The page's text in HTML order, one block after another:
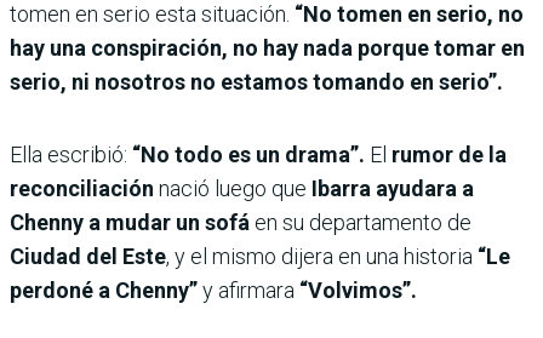
tomen en serio esta situación. “No tomen en serio, no
hay una conspiración, no hay nada porque tomar en
serio, ni nosotros no estamos tomando en serio”.
Ella escribió: “No todo es un drama”. El rumor de la
reconciliación nació luego que Ibarra ayudara a
Chenny a mudar un sofá en su departamento de
Ciudad del Este, y el mismo dijera en una historia “Le
perdoné a Chenny”y afirmara “Volvimos”.